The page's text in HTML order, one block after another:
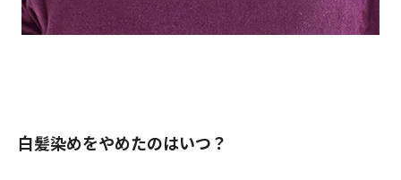
白髪染めをやめたのはいつ？